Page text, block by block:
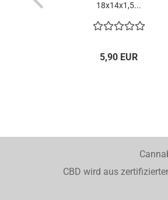
18x14x1,5...
5,90 EUR
CBD wird aus